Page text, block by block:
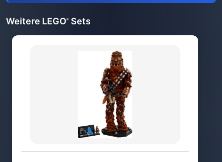
Weitere LEGO® Sets